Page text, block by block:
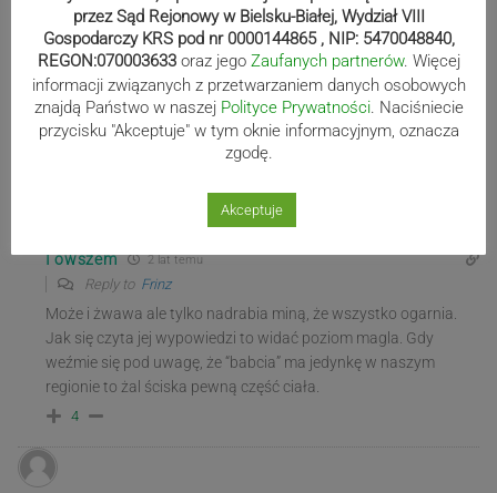
Frinz 2 lat temu
Babcia ale żwawa!
I owszem 2 lat temu
Reply to Frinz
Może i żwawa ale tylko nadrabia miną, że wszystko ogarnia.
Jak się czyta jej wypowiedzi to widać poziom magla. Gdy
weźmie się pod uwagę, że “babcia” ma jedynkę w naszym
regionie to żal ściska pewną część ciała.
4
przez Sąd Rejonowy w Bielsku-Białej, Wydział VIII
Gospodarczy KRS pod nr 0000144865 , NIP: 5470048840,
REGON:070003633 oraz jego Zaufanych partnerów. Więcej
informacji związanych z przetwarzaniem danych osobowych
znajdą Państwo w naszej Polityce Prywatności. Naciśniecie
przycisku "Akceptuje" w tym oknie informacyjnym, oznacza
zgodę.
Akceptuje